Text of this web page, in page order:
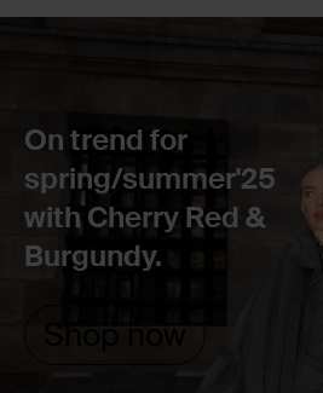
On trend for
spring/summer'25
with Cherry Red &
Burgundy.